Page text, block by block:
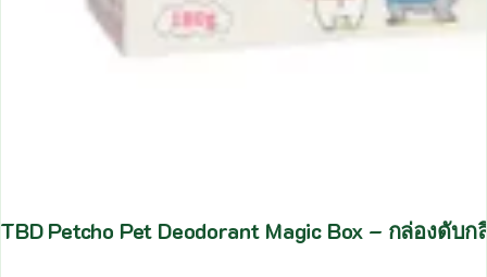
TBD Petcho Pet Deodorant Magic Box – กล่องดั